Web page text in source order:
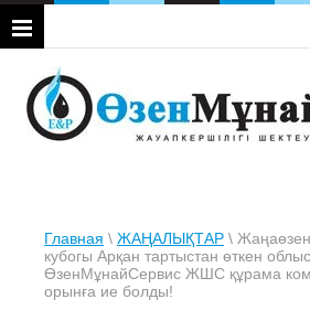
Главная \ ЖАҢАЛЫҚТАР \ Жаңаөзен
кубогы Арқан тартыстан өткен
ӨзенМұнайСервис ЖШС құрама
орынға ие болды!